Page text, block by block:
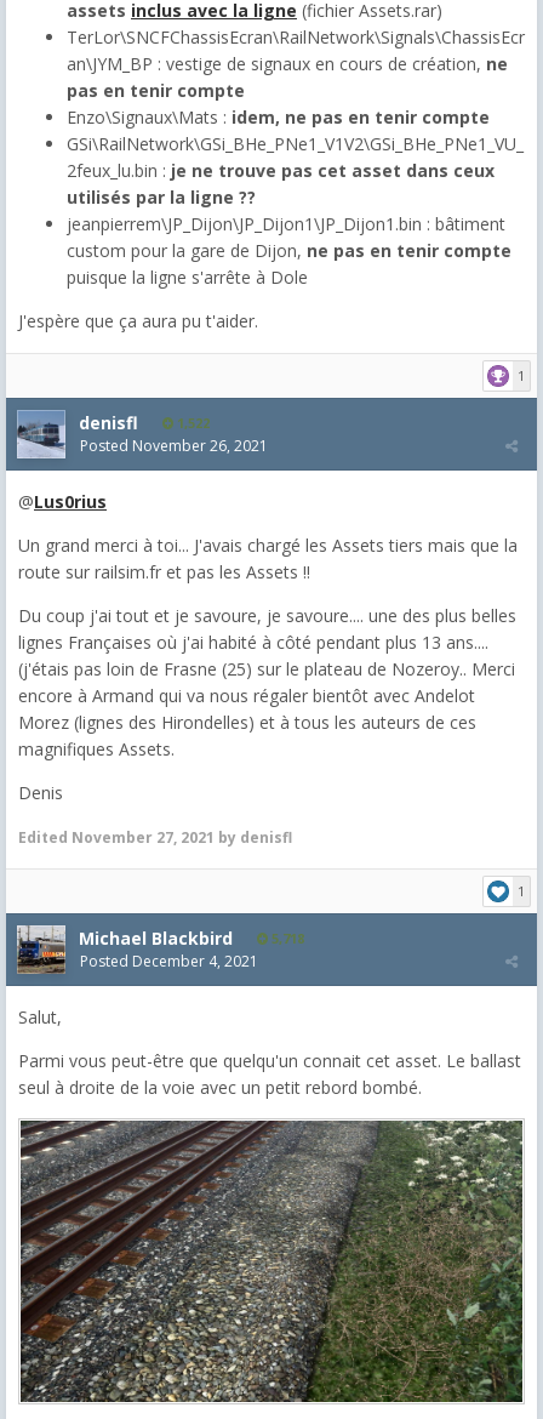
assets inclus avec la ligne (fichier Assets.rar)
TerLor\SNCFChassisEcran\RailNetwork\Signals\ChassisEcr
an\JYM_BP : vestige de signaux en cours de création, ne
pas en tenir compte
Enzo\Signaux\Mats : idem, ne pas en tenir compte
GSi\RailNetwork\GSi_BHe_PNe1_V1V2\GSi_BHe_PNe1_VU_
2feux_lu.bin : je ne trouve pas cet asset dans ceux
utilisés par la ligne ??
jeanpierrem\JP_Dijon\JP_Dijon1\JP_Dijon1.bin : bâtiment
custom pour la gare de Dijon, ne pas en tenir compte
puisque la ligne s'arrête à Dole
J'espère que ça aura pu t'aider.
1
denisfl 1,522
Posted November 26, 2021
@Lus0rius
Un grand merci à toi... J'avais chargé les Assets tiers mais que la
route sur railsim.fr et pas les Assets !!
Du coup j'ai tout et je savoure, je savoure.... une des plus belles
lignes Françaises où j'ai habité à côté pendant plus 13 ans....
(j'étais pas loin de Frasne (25) sur le plateau de Nozeroy.. Merci
encore à Armand qui va nous régaler bientôt avec Andelot
Morez (lignes des Hirondelles) et à tous les auteurs de ces
magnifiques Assets.
Denis
Edited November 27, 2021 by denisfl
1
Michael Blackbird 5,718
Posted December 4, 2021
Salut,
Parmi vous peut-être que quelqu'un connait cet asset. Le ballast
seul à droite de la voie avec un petit rebord bombé.